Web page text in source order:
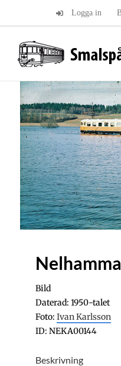
Logga in
Bild
Daterad: 1950-talet
Foto: Ivan Karlsson
ID: NEKA00144
Beskrivning